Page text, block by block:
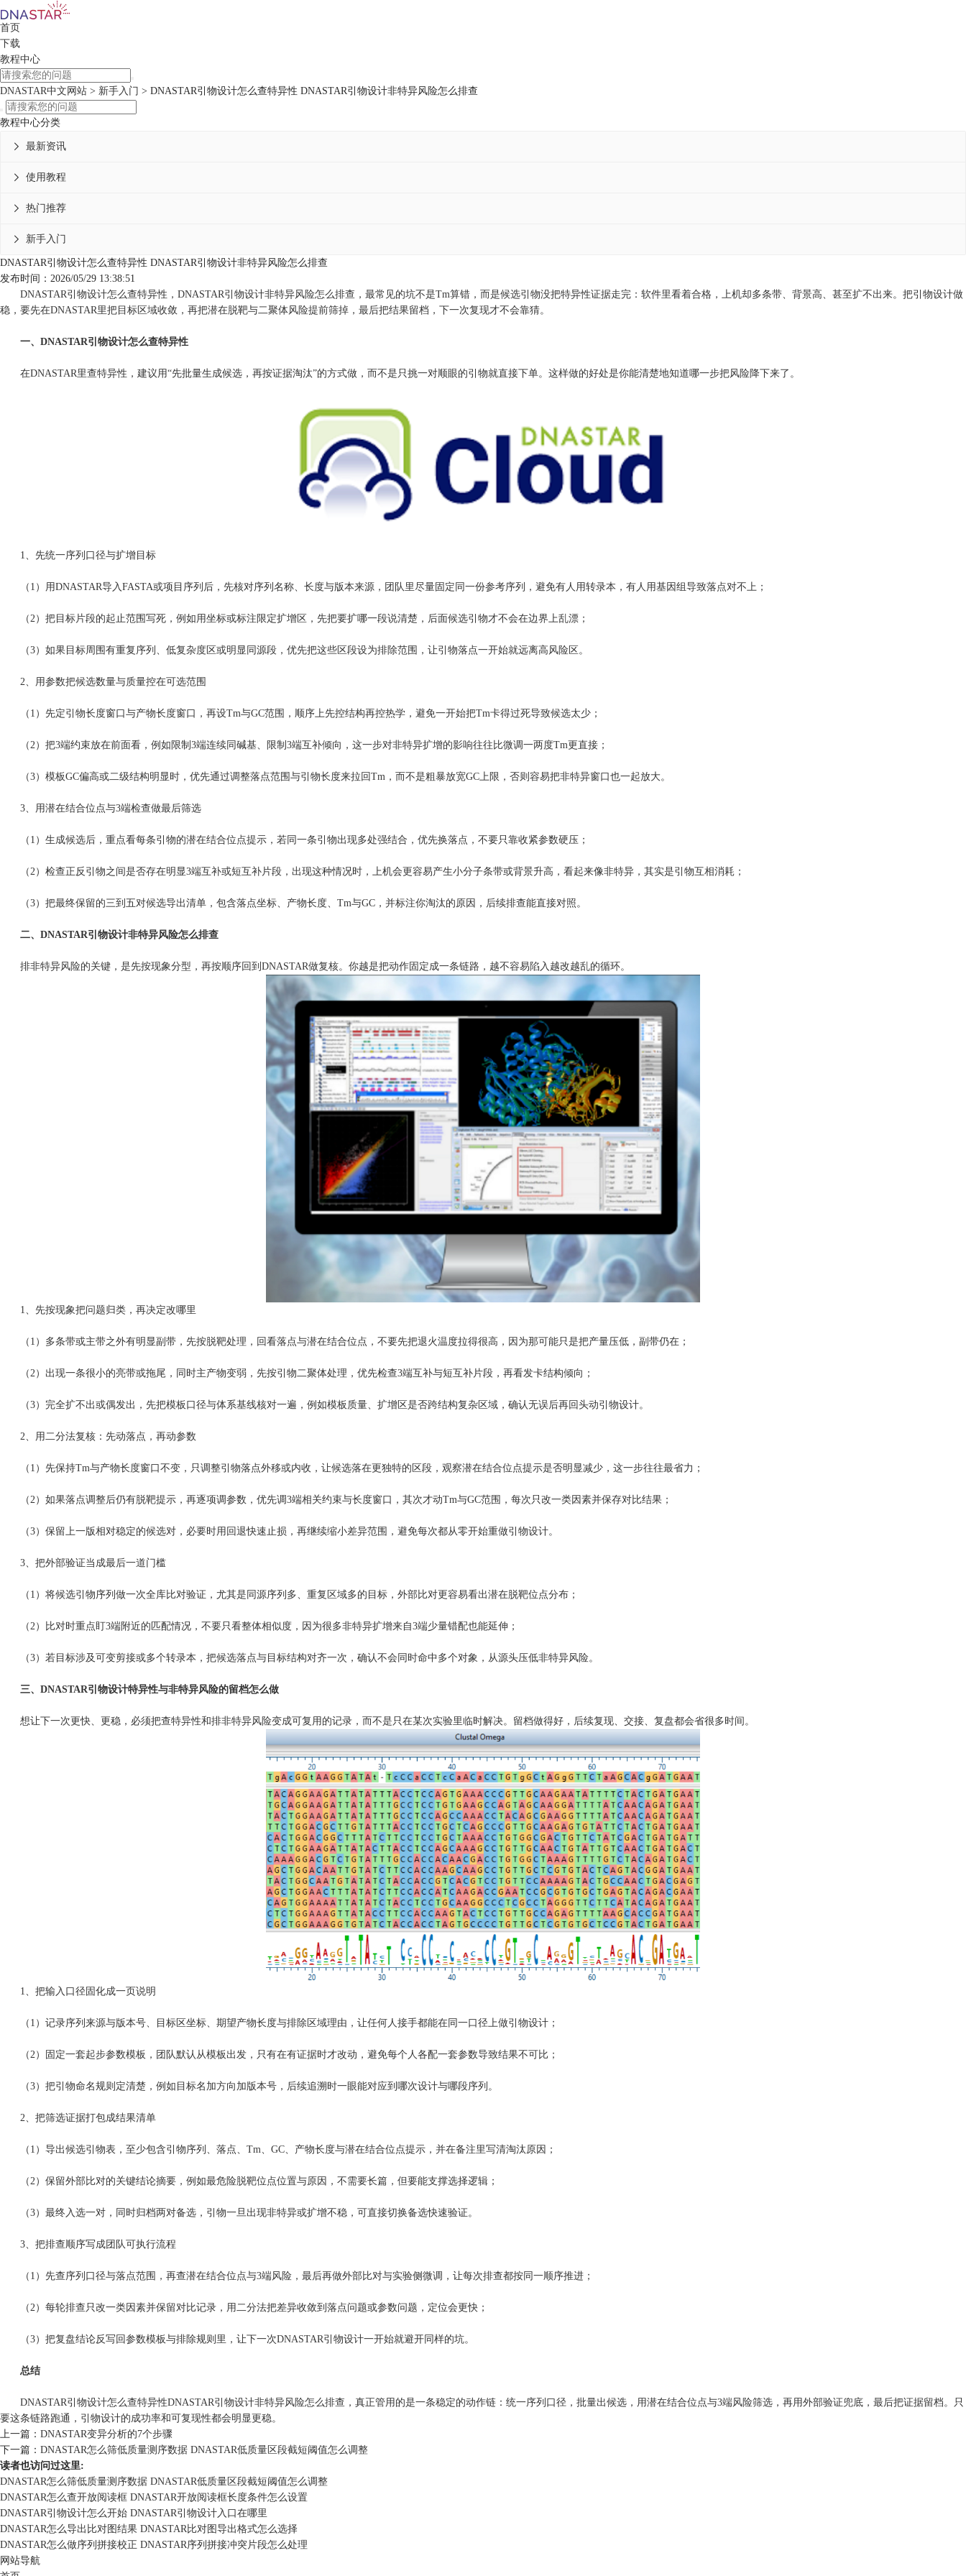
首页
下载
教程中心
DNASTAR中文网站 > 新手入门 > DNASTAR引物设计怎么查特异性 DNASTAR引物设计非特异风险怎么排查
教程中心分类
最新资讯

使用教程

热门推荐

新手入门

DNASTAR引物设计怎么查特异性 DNASTAR引物设计非特异风险怎么排查
发布时间：2026/05/29 13:38:51
DNASTAR引物设计怎么查特异性，DNASTAR引物设计非特异风险怎么排查，最常见的坑不是Tm算错，而是候选引物没把特异性证据走完：软件里看着合格，上机却多条带、背景高、甚至扩不出来。把引物设计做
稳，要先在DNASTAR里把目标区域收敛，再把潜在脱靶与二聚体风险提前筛掉，最后把结果留档，下一次复现才不会靠猜。
一、DNASTAR引物设计怎么查特异性
在DNASTAR里查特异性，建议用“先批量生成候选，再按证据淘汰”的方式做，而不是只挑一对顺眼的引物就直接下单。这样做的好处是你能清楚地知道哪一步把风险降下来了。
1、先统一序列口径与扩增目标
（1）用DNASTAR导入FASTA或项目序列后，先核对序列名称、长度与版本来源，团队里尽量固定同一份参考序列，避免有人用转录本，有人用基因组导致落点对不上；
（2）把目标片段的起止范围写死，例如用坐标或标注限定扩增区，先把要扩哪一段说清楚，后面候选引物才不会在边界上乱漂；
（3）如果目标周围有重复序列、低复杂度区或明显同源段，优先把这些区段设为排除范围，让引物落点一开始就远离高风险区。
2、用参数把候选数量与质量控在可选范围
（1）先定引物长度窗口与产物长度窗口，再设Tm与GC范围，顺序上先控结构再控热学，避免一开始把Tm卡得过死导致候选太少；
（2）把3端约束放在前面看，例如限制3端连续同碱基、限制3端互补倾向，这一步对非特异扩增的影响往往比微调一两度Tm更直接；
（3）模板GC偏高或二级结构明显时，优先通过调整落点范围与引物长度来拉回Tm，而不是粗暴放宽GC上限，否则容易把非特异窗口也一起放大。
3、用潜在结合位点与3端检查做最后筛选
（1）生成候选后，重点看每条引物的潜在结合位点提示，若同一条引物出现多处强结合，优先换落点，不要只靠收紧参数硬压；
（2）检查正反引物之间是否存在明显3端互补或短互补片段，出现这种情况时，上机会更容易产生小分子条带或背景升高，看起来像非特异，其实是引物互相消耗；
（3）把最终保留的三到五对候选导出清单，包含落点坐标、产物长度、Tm与GC，并标注你淘汰的原因，后续排查能直接对照。
二、DNASTAR引物设计非特异风险怎么排查
排非特异风险的关键，是先按现象分型，再按顺序回到DNASTAR做复核。你越是把动作固定成一条链路，越不容易陷入越改越乱的循环。
1、先按现象把问题归类，再决定改哪里
（1）多条带或主带之外有明显副带，先按脱靶处理，回看落点与潜在结合位点，不要先把退火温度拉得很高，因为那可能只是把产量压低，副带仍在；
（2）出现一条很小的亮带或拖尾，同时主产物变弱，先按引物二聚体处理，优先检查3端互补与短互补片段，再看发卡结构倾向；
（3）完全扩不出或偶发出，先把模板口径与体系基线核对一遍，例如模板质量、扩增区是否跨结构复杂区域，确认无误后再回头动引物设计。
2、用二分法复核：先动落点，再动参数
（1）先保持Tm与产物长度窗口不变，只调整引物落点外移或内收，让候选落在更独特的区段，观察潜在结合位点提示是否明显减少，这一步往往最省力；
（2）如果落点调整后仍有脱靶提示，再逐项调参数，优先调3端相关约束与长度窗口，其次才动Tm与GC范围，每次只改一类因素并保存对比结果；
（3）保留上一版相对稳定的候选对，必要时用回退快速止损，再继续缩小差异范围，避免每次都从零开始重做引物设计。
3、把外部验证当成最后一道门槛
（1）将候选引物序列做一次全库比对验证，尤其是同源序列多、重复区域多的目标，外部比对更容易看出潜在脱靶位点分布；
（2）比对时重点盯3端附近的匹配情况，不要只看整体相似度，因为很多非特异扩增来自3端少量错配也能延伸；
（3）若目标涉及可变剪接或多个转录本，把候选落点与目标结构对齐一次，确认不会同时命中多个对象，从源头压低非特异风险。
三、DNASTAR引物设计特异性与非特异风险的留档怎么做
想让下一次更快、更稳，必须把查特异性和排非特异风险变成可复用的记录，而不是只在某次实验里临时解决。留档做得好，后续复现、交接、复盘都会省很多时间。
1、把输入口径固化成一页说明
（1）记录序列来源与版本号、目标区坐标、期望产物长度与排除区域理由，让任何人接手都能在同一口径上做引物设计；
（2）固定一套起步参数模板，团队默认从模板出发，只有在有证据时才改动，避免每个人各配一套参数导致结果不可比；
（3）把引物命名规则定清楚，例如目标名加方向加版本号，后续追溯时一眼能对应到哪次设计与哪段序列。
2、把筛选证据打包成结果清单
（1）导出候选引物表，至少包含引物序列、落点、Tm、GC、产物长度与潜在结合位点提示，并在备注里写清淘汰原因；
（2）保留外部比对的关键结论摘要，例如最危险脱靶位点位置与原因，不需要长篇，但要能支撑选择逻辑；
（3）最终入选一对，同时归档两对备选，引物一旦出现非特异或扩增不稳，可直接切换备选快速验证。
3、把排查顺序写成团队可执行流程
（1）先查序列口径与落点范围，再查潜在结合位点与3端风险，最后再做外部比对与实验侧微调，让每次排查都按同一顺序推进；
（2）每轮排查只改一类因素并保留对比记录，用二分法把差异收敛到落点问题或参数问题，定位会更快；
（3）把复盘结论反写回参数模板与排除规则里，让下一次DNASTAR引物设计一开始就避开同样的坑。
总结
DNASTAR引物设计怎么查特异性DNASTAR引物设计非特异风险怎么排查，真正管用的是一条稳定的动作链：统一序列口径，批量出候选，用潜在结合位点与3端风险筛选，再用外部验证兜底，最后把证据留档。只
要这条链路跑通，引物设计的成功率和可复现性都会明显更稳。
上一篇： DNASTAR变异分析的7个步骤
下一篇： DNASTAR怎么筛低质量测序数据 DNASTAR低质量区段截短阈值怎么调整
读者也访问过这里:
DNASTAR怎么筛低质量测序数据 DNASTAR低质量区段截短阈值怎么调整
DNASTAR怎么查开放阅读框 DNASTAR开放阅读框长度条件怎么设置
DNASTAR引物设计怎么开始 DNASTAR引物设计入口在哪里
DNASTAR怎么导出比对图结果 DNASTAR比对图导出格式怎么选择
DNASTAR怎么做序列拼接校正 DNASTAR序列拼接冲突片段怎么处理
网站导航